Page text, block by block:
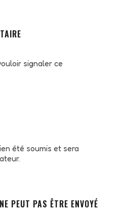
signaler ce
été soumis et sera
PEUT PAS ÊTRE ENVOYÉ